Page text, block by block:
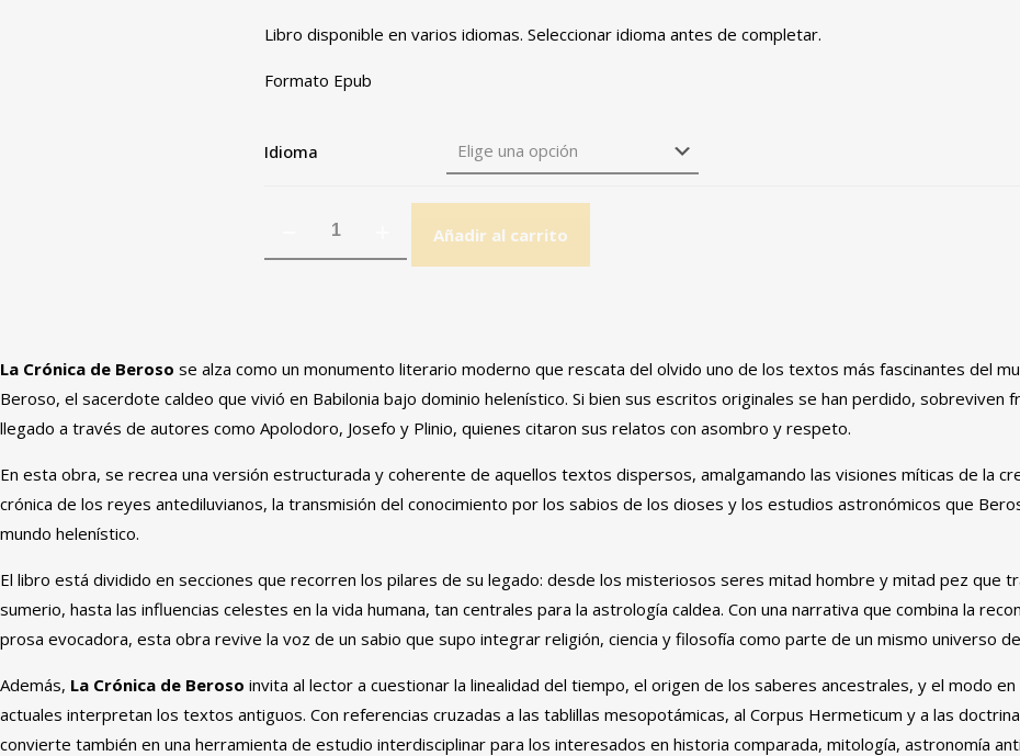
Libro disponible en varios idiomas. Seleccionar idioma antes de completar.
Formato Epub
Idioma
Añadir al carrito
La Crónica de Beroso se alza como un monumento literario moderno que rescata del olvido uno de los textos más fascinantes del
Beroso, el sacerdote caldeo que vivió en Babilonia bajo dominio helenístico. Si bien sus escritos originales se han perdido, sobreviven
llegado a través de autores como Apolodoro, Josefo y Plinio, quienes citaron sus relatos con asombro y respeto.
En esta obra, se recrea una versión estructurada y coherente de aquellos textos dispersos, amalgamando las visiones míticas de la
crónica de los reyes antediluvianos, la transmisión del conocimiento por los sabios de los dioses y los estudios astronómicos que
mundo helenístico.
El libro está dividido en secciones que recorren los pilares de su legado: desde los misteriosos seres mitad hombre y mitad pez que
sumerio, hasta las influencias celestes en la vida humana, tan centrales para la astrología caldea. Con una narrativa que combina la
prosa evocadora, esta obra revive la voz de un sabio que supo integrar religión, ciencia y filosofía como parte de un mismo universo
Además, La Crónica de Beroso invita al lector a cuestionar la linealidad del tiempo, el origen de los saberes ancestrales, y el modo
actuales interpretan los textos antiguos. Con referencias cruzadas a las tablillas mesopotámicas, al Corpus Hermeticum y a las
convierte también en una herramienta de estudio interdisciplinar para los interesados en historia comparada, mitología, astronomía